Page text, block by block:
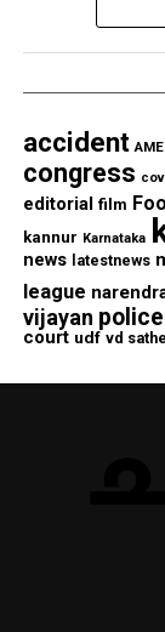
accident
congress
editorial film
kannur Karnataka
news
latestnews
league
vijayan police
court udf vd